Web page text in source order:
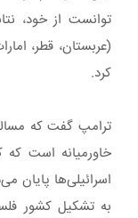
توانست از خود،
(عربستان، قطر،
کرد.
ترامپ گفت که
خاورمیانه است که
اسرائیلی‌ها پایان
به تشکیل کشور